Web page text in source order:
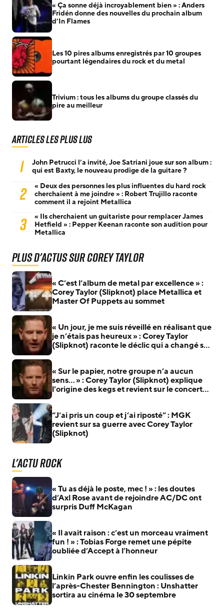
« Ça sonne déjà incroyablement bien » : Anders
Fridén donne des nouvelles du prochain album
d’In Flames
Les 10 pires albums enregistrés par 10 groupes
pourtant légendaires du rock et du metal
Trivium : tous les albums du groupe classés du
pire au meilleur
Articles les plus lus
1
John Petrucci l’a invité, Joe Satriani joue sur son album :
qui est Baxty, le nouveau prodige de la guitare ?
2
« Deux des personnes les plus influentes du hard rock
cherchaient à me joindre » : Robert Trujillo raconte
comment il a rejoint Metallica
3
« Ils cherchaient un guitariste pour remplacer James
Hetfield » : Pepper Keenan raconte son audition pour
Metallica
Plus d'actus sur Corey Taylor
« C’est l’album de metal par excellence » :
Corey Taylor (Slipknot) place Metallica et
Master Of Puppets au sommet
« Un jour, je me suis réveillé en réalisant que
je n’étais pas heureux » : Corey Taylor
(Slipknot) raconte le déclic qui a changé sa
« Sur le papier, notre groupe n’a aucun
sens… » : Corey Taylor (Slipknot) explique
l’origine des kegs et revient sur le concert
“J’ai pris un coup et j’ai riposté” : MGK
revient sur sa guerre avec Corey Taylor
(Slipknot)
L'actu Rock
« Tu as déjà le poste, mec ! » : les doutes
d’Axl Rose avant de rejoindre AC/DC ont
surpris Duff McKagan
« Il avait raison : c’est un morceau vraiment
fun ! » : Tobias Forge remet une pépite
oubliée d’Accept à l’honneur
Linkin Park ouvre enfin les coulisses de
l’après-Chester Bennington : Unshatter
sortira au cinéma le 30 septembre